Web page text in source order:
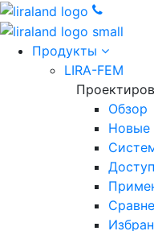
Продукты
LIRA-FEM
Обзор
Новые